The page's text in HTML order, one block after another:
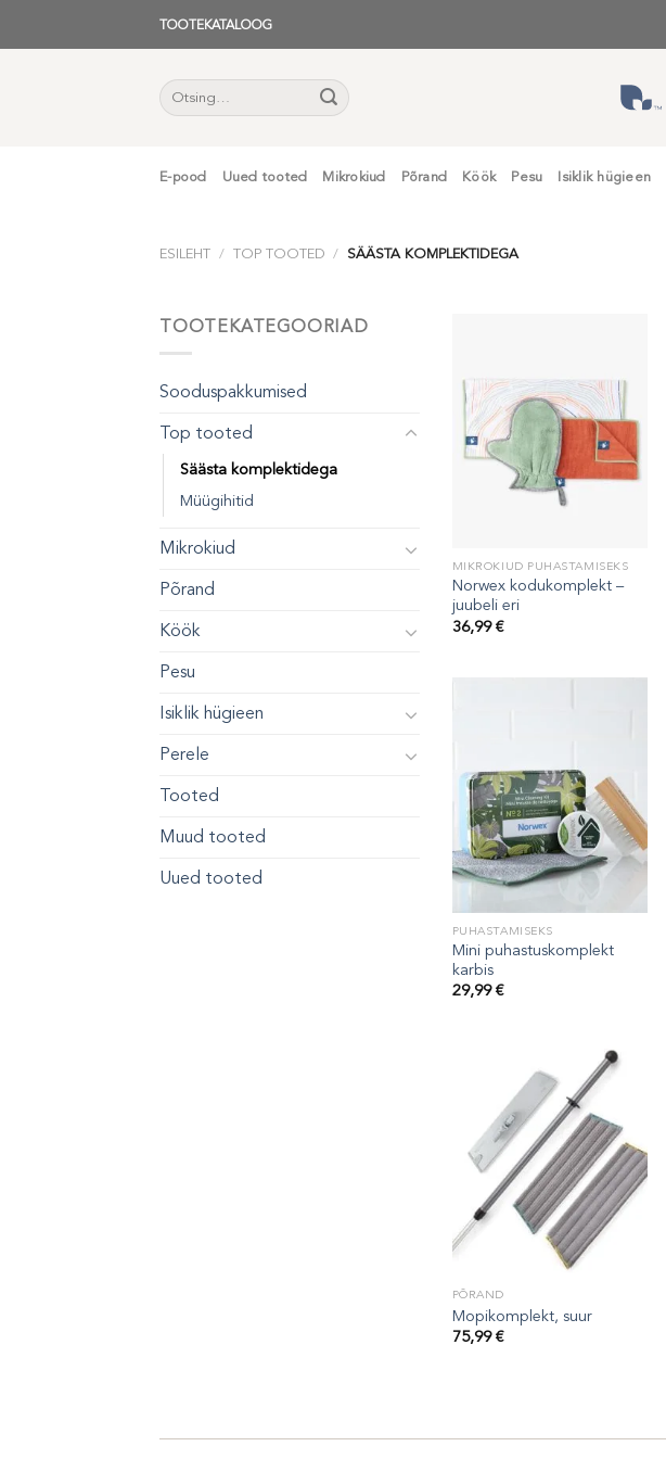
TOOTEKATALOOG
Otsi:
E-pood Uued tooted Mikrokiud Põrand Köök Pesu Isiklik hügieen
ESILEHT / TOP TOOTED / SÄÄSTA KOMPLEKTIDEGA
TOOTEKATEGOORIAD
Sooduspakkumised
Top tooted
Säästa komplektidega
Müügihitid
Mikrokiud
Põrand
Köök
Pesu
Isiklik hügieen
Perele
Tooted
Muud tooted
Uued tooted
MIKROKIUD PUHASTAMISEKS
Norwex kodukomplekt –
juubeli eri
36,99€
PUHASTAMISEKS
Mini puhastuskomplekt
karbis
29,99€
PÕRAND
Mopikomplekt, suur
75,99€